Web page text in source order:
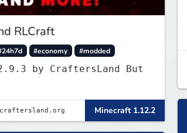
RLCraft
#economy #modded
by CraftersLand But
Minecraft 1.12.2